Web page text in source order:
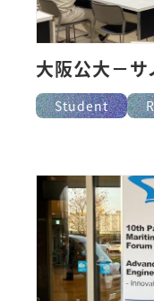
Student
大阪公大－サ